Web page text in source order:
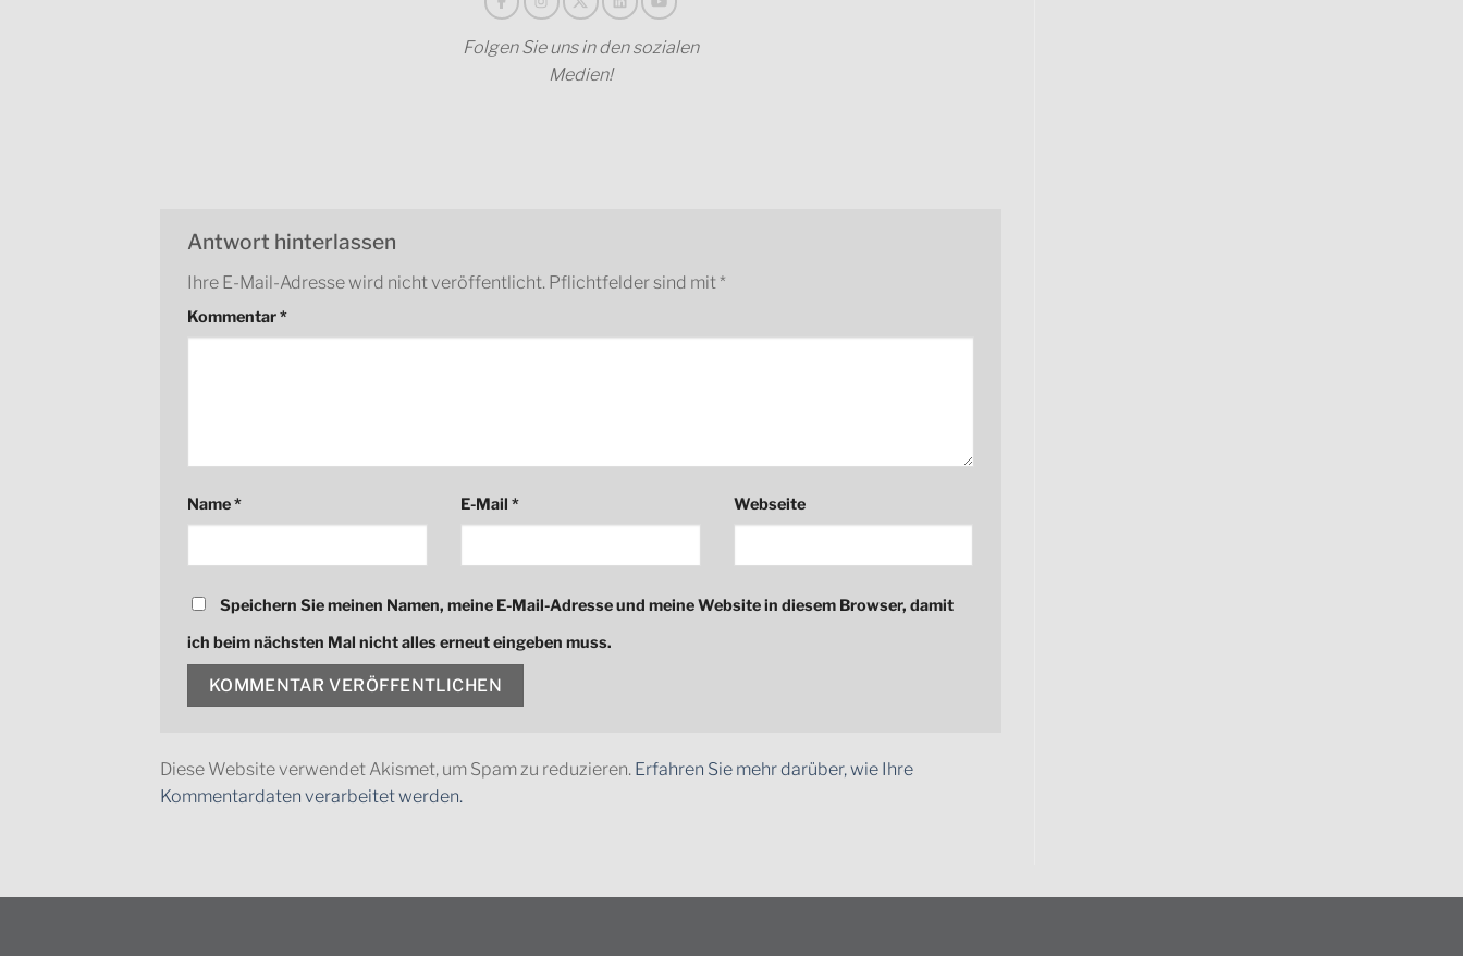
Folgen Sie uns in den sozialen
Medien!
Antwort hinterlassen
Ihre E-Mail-Adresse wird nicht veröffentlicht. Pflichtfelder sind mit *
Kommentar*
Name* E-Mail * Webseite
Speichern Sie meinen Namen, meine E-Mail-Adresse und meine Website in diesem Browser, damit
ich beim nächsten Mal nicht alles erneut eingeben muss.
Diese Website verwendet Akismet, um Spam zu reduzieren. Erfahren Sie mehr darüber, wie Ihre
Kommentardaten verarbeitet werden.